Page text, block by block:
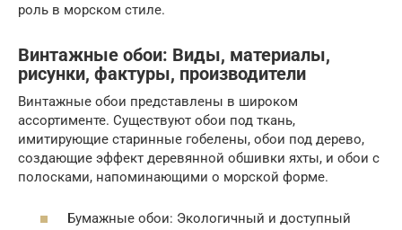
роль в морском стиле.
Винтажные обои: Виды, материалы,
рисунки, фактуры, производители
Винтажные обои представлены в широком
ассортименте. Существуют обои под ткань,
имитирующие старинные гобелены, обои под дерево,
создающие эффект деревянной обшивки яхты, и обои с
полосками, напоминающими о морской форме.
Бумажные обои: Экологичный и доступный